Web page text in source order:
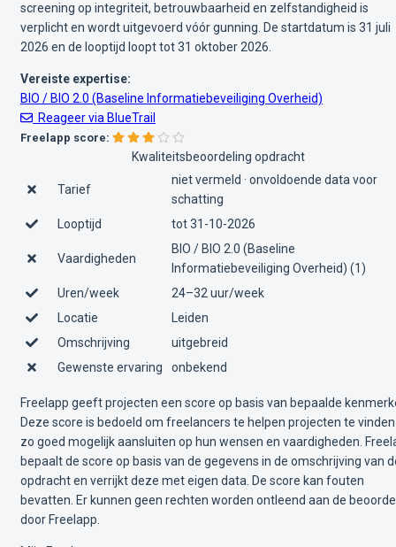
screening op integriteit, betrouwbaarheid en zelfstandigheid is
verplicht en wordt uitgevoerd vóór gunning. De startdatum is 31 juli
2026 en de looptijd loopt tot 31 oktober 2026.
Vereiste expertise:
BIO / BIO 2.0 (Baseline Informatiebeveiliging Overheid)
Reageer via BlueTrail
Freelapp score:
Kwaliteitsbeoordeling opdracht
Tarief
niet vermeld · onvoldoende data voor
schatting
Looptijd
tot 31-10-2026
Vaardigheden
BIO / BIO 2.0 (Baseline
Informatiebeveiliging Overheid) (1)
Uren/week
24–32 uur/week
Locatie
Leiden
Omschrijving
uitgebreid
Gewenste ervaring
onbekend
Freelapp geeft projecten een score op basis van bepaalde
Deze score is bedoeld om freelancers te helpen projecten te
zo goed mogelijk aansluiten op hun wensen en vaardigheden.
bepaalt de score op basis van de gegevens in de omschrijving van
opdracht en verrijkt deze met eigen data. De score kan fouten
bevatten. Er kunnen geen rechten worden ontleend aan de
door Freelapp.